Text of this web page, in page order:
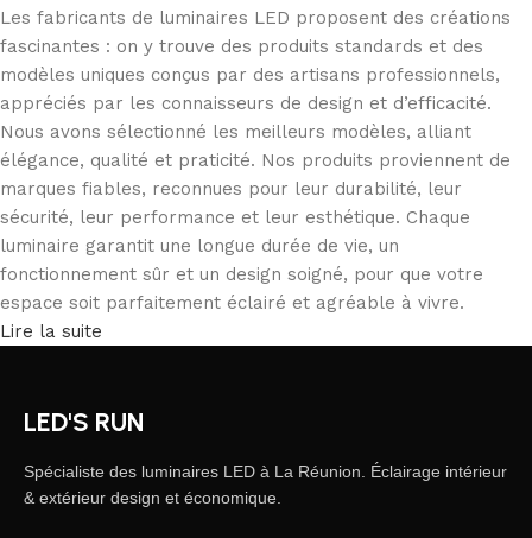
Les fabricants de luminaires LED proposent des créations
fascinantes : on y trouve des produits standards et des
modèles uniques conçus par des artisans professionnels,
appréciés par les connaisseurs de design et d’efficacité.
Nous avons sélectionné les meilleurs modèles, alliant
élégance, qualité et praticité. Nos produits proviennent de
marques fiables, reconnues pour leur durabilité, leur
sécurité, leur performance et leur esthétique. Chaque
luminaire garantit une longue durée de vie, un
fonctionnement sûr et un design soigné, pour que votre
espace soit parfaitement éclairé et agréable à vivre.
Lire la suite
LED'S RUN
Spécialiste des luminaires LED à La Réunion. Éclairage intérieur
& extérieur design et économique.